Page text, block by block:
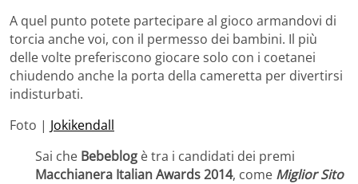
A quel punto potete partecipare al gioco armandovi di
torcia anche voi, con il permesso dei bambini. Il più
delle volte preferiscono giocare solo con i coetanei
chiudendo anche la porta della cameretta per divertirsi
indisturbati.
Foto | Jokikendall
Sai che Bebeblog è tra i candidati dei premi
Macchianera Italian Awards 2014, come Miglior Sito